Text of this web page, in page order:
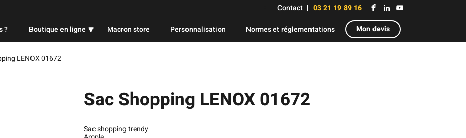
Contact 03 21 19 89 16
? Boutique en ligne
Professionnel
Macron store Personnalisation Normes et réglementations Mon devis
LENOX 01672
Sac Shopping LENOX 01672
Sac shopping trendy